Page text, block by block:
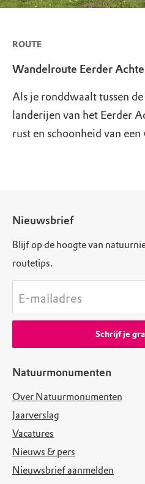
ROUTE
Wandelroute Eerder
Als je ronddwaalt tussen
landerijen van het Eerder
rust en schoonheid van
Natuurmonumenten
Over Natuurmonumenten
Jaarverslag
Vacatures
Nieuws & pers
Nieuwsbrief aanmelden
Nieuwsbrief
Blijf op de hoogte van
routetips.
E-mailadres
Schrijf je